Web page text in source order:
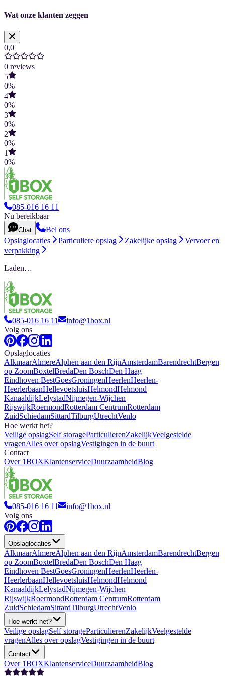
Wat onze klanten zeggen
0,0
0 reviews
5
0%
4
0%
3
0%
2
0%
1
0%
085-016 16 11
Nu bereikbaar
Chat
Bel ons
Opslaglocaties
Particuliere opslag Zakelijke opslag
Vervoer en
verpakking
Laden…
085-016 16 11
info@1box.nl
Volg ons
Opslaglocaties
AlkmaarAlmereAlphen aan den RijnAmsterdamBarendrechtBergen
op ZoomBoxtelBredaDen BoschDen Haag
Eindhoven BestGoesGroningenHeerlenHeerlen-
HeerlerbaanHellevoetsluisHelmondHelmond
KanaaldijkLelystadNijmegen-Wijchen
RijswijkRoermondRotterdam CentrumRotterdam
ZuidSchiedamSittardTilburgUtrechtVenlo
Hoe werkt het?
Veilige opslagSelf storageParticulierenZakelijkVeelgestelde
vragenAlles over opslagVestigingen in de buurt
Contact
Over 1BOXKlantenserviceDuurzaamheidBlog
085-016 16 11
info@1box.nl
Volg ons
Opslaglocaties
AlkmaarAlmereAlphen aan den RijnAmsterdamBarendrechtBergen
op ZoomBoxtelBredaDen BoschDen Haag
Eindhoven BestGoesGroningenHeerlenHeerlen-
HeerlerbaanHellevoetsluisHelmondHelmond
KanaaldijkLelystadNijmegen-Wijchen
RijswijkRoermondRotterdam CentrumRotterdam
ZuidSchiedamSittardTilburgUtrechtVenlo
Hoe werkt het?
Veilige opslagSelf storageParticulierenZakelijkVeelgestelde
vragenAlles over opslagVestigingen in de buurt
Contact
Over 1BOXKlantenserviceDuurzaamheidBlog